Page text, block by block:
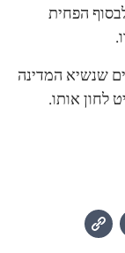
הפחית
שנשיא המדינה
לחון אותו.